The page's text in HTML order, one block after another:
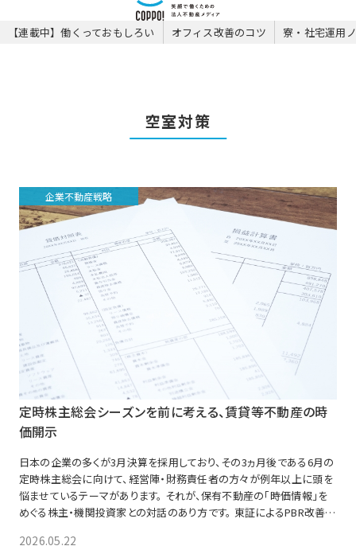
【連載中】働くっておもしろい オフィス改善のコツ 寮・社宅運用
空室対策
企業不動産戦略
定時株主総会シーズンを前に考える、賃貸等不動産の時
価開示
日本の企業の多くが3月決算を採用しており、その3ヵ月後である6月の
定時株主総会に向けて、経営陣・財務責任者の方々が例年以上に頭を
悩ませているテーマがあります。 それが、保有不動産の「時価情報」を
めぐる株主・機関投資家との対話のあり方です。 東証によるPBR改善要
2026.05.22